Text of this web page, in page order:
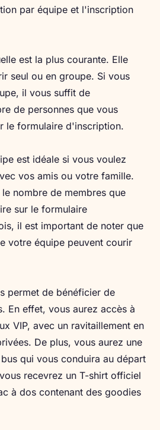
par équipe et l'inscription
est la plus courante. Elle
seul ou en groupe. Si vous
il vous suffit de
de personnes que vous
le formulaire d'inscription.
est idéale si vous voulez
vos amis ou votre famille.
nombre de membres que
sur le formulaire
il est important de noter que
votre équipe peuvent courir
permet de bénéficier de
En effet, vous aurez accès à
VIP, avec un ravitaillement en
De plus, vous aurez une
qui vous conduira au départ
recevrez un T-shirt officiel
à dos contenant des goodies